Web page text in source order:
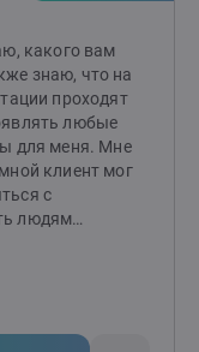
проблемы.
вашу жизнь
к первым
ваш путь к
какого вам
знаю, что на
проходят
любые
для меня. Мне
клиент мог
с
людям
видеть вас на
и в паре от
с: теми, кто